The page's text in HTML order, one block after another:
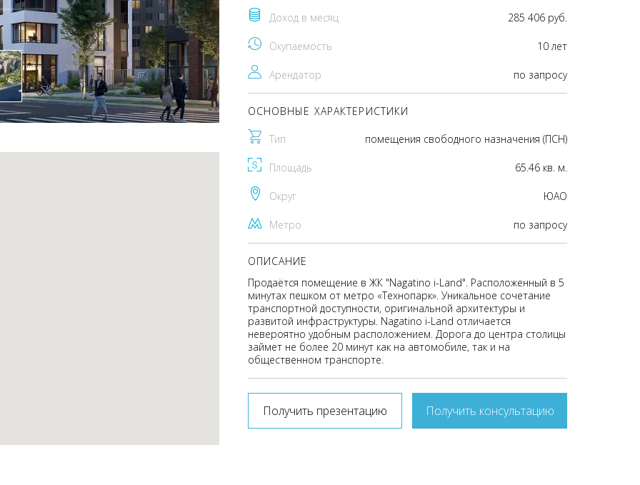
Доход в месяц 285 406 руб.
Окупаемость 10 лет
Арендатор по запросу
ОСНОВНЫЕ ХАРАКТЕРИСТИКИ
Тип помещения свободного назначения (ПСН)
Площадь 65.46 кв. м.
Округ ЮАО
Метро по запросу
ОПИСАНИЕ
Продаётся помещение в ЖК "Nagatino i-Land". Расположенный в 5
минутах пешком от метро «Технопарк». Уникальное сочетание
транспортной доступности, оригинальной архитектуры и
развитой инфраструктуры. Nagatino i-Land отличается
невероятно удобным расположением. Дорога до центра столицы
займет не более 20 минут как на автомобиле, так и на
общественном транспорте.
Получить презентацию Получить консультацию